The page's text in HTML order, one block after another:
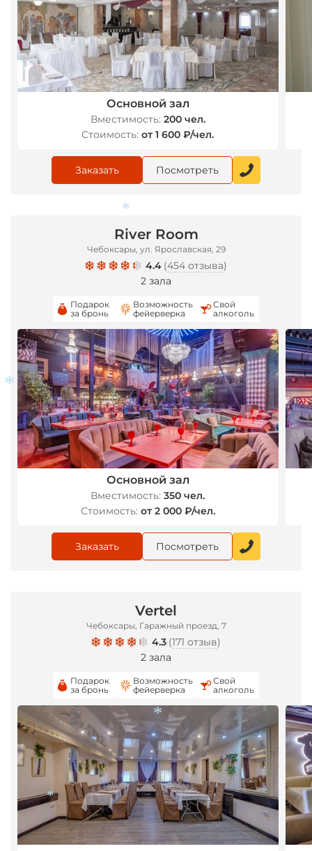
Основной зал
Вместимость: 200 чел.
Стоимость: от 1 600 ₽/чел.
Заказать Посмотреть
River Room
Чебоксары, ул. Ярославская, 29
4.4 (454 отзыва)
2 зала
Подарок
за бронь
Возможность
фейерверка
Свой
алкоголь
Основной зал
Вместимость: 350 чел.
Стоимость: от 2 000 ₽/чел.
Заказать Посмотреть
Vertel
Чебоксары, Гаражный проезд, 7
4.3 (171 отзыв)
2 зала
Подарок
за бронь
Возможность
фейерверка
Свой
алкоголь
*
*
*